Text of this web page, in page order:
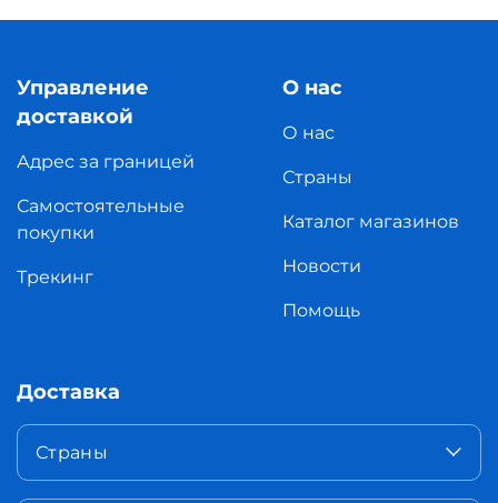
Управление
доставкой
Адрес за границей
Самостоятельные
покупки
Трекинг
О нас
О нас
Страны
Каталог магазинов
Новости
Помощь
Доставка
Страны